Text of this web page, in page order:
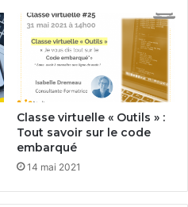
Classe virtuelle « Outils » :
Tout savoir sur le code
embarqué
14 mai 2021